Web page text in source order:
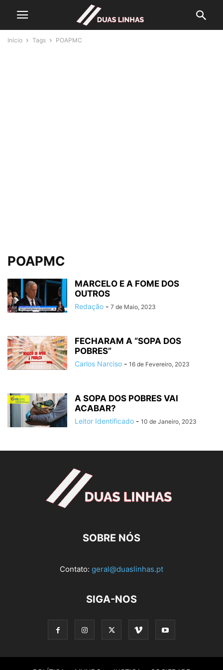
Início Tags POAPMC
POAPMC
MARCELO E A FOME DOS
OUTROS
Redação - 7 de Maio, 2023
FECHARAM A “SOPA DOS
POBRES”
Carlos Narciso - 16 de Fevereiro, 2023
A SOPA DOS POBRES VAI
ACABAR?
Leitor Identificado - 10 de Janeiro, 2023
SOBRE NÓS
Contato: geral@duaslinhas.pt
SIGA-NOS